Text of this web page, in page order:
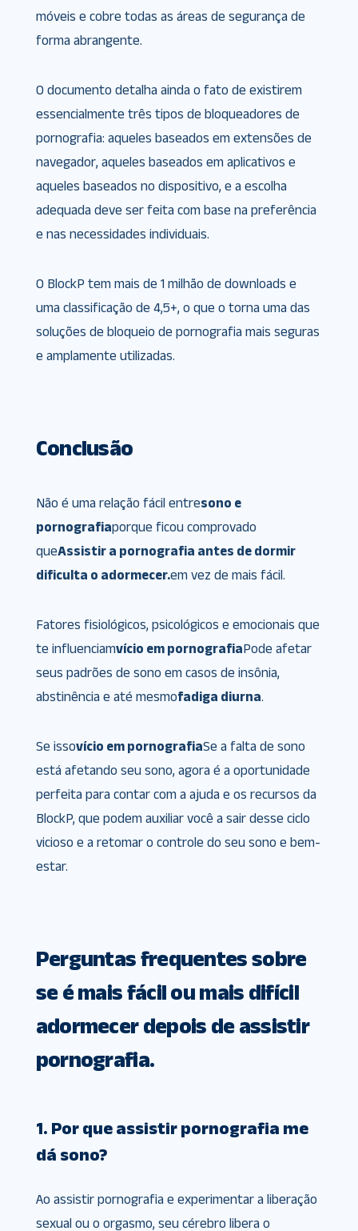
móveis e cobre todas as áreas de segurança de
forma abrangente.
O documento detalha ainda o fato de existirem
essencialmente três tipos de bloqueadores de
pornografia: aqueles baseados em extensões de
navegador, aqueles baseados em aplicativos e
aqueles baseados no dispositivo, e a escolha
adequada deve ser feita com base na preferência
e nas necessidades individuais.
O BlockP tem mais de 1 milhão de downloads e
uma classificação de 4,5+, o que o torna uma das
soluções de bloqueio de pornografia mais seguras
e amplamente utilizadas.
Conclusão
Não é uma relação fácil entresono e
pornografiaporque ficou comprovado
queAssistir a pornografia antes de dormir
dificulta o adormecer.em vez de mais fácil.
Fatores fisiológicos, psicológicos e emocionais que
te influenciamvício em pornografiaPode afetar
seus padrões de sono em casos de insônia,
abstinência e até mesmofadiga diurna.
Se issovício em pornografiaSe a falta de sono
está afetando seu sono, agora é a oportunidade
perfeita para contar com a ajuda e os recursos da
BlockP, que podem auxiliar você a sair desse ciclo
vicioso e a retomar o controle do seu sono e bem-
estar.
Perguntas frequentes sobre
se é mais fácil ou mais difícil
adormecer depois de assistir
pornografia.
1. Por que assistir pornografia me
dá sono?
Ao assistir pornografia e experimentar a liberação
sexual ou o orgasmo, seu cérebro libera o